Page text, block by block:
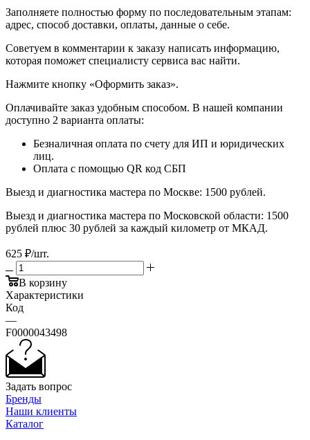
​​​​​​​Заполняете полностью форму по последовательным этапам:
адрес, способ доставки, оплаты, данные о себе.
​​​​​​​Советуем в комментарии к заказу написать информацию,
которая поможет специалисту сервиса вас найти.
​​​​​​​Нажмите кнопку «Оформить заказ».
Оплачивайте заказ удобным способом. В нашей компании
доступно 2 варианта оплаты:
Безналичная оплата по счету для ИП и юридических
лиц.
Оплата с помощью QR код СБП
Выезд и диагностика мастера по Москве: 1500 рублей.
Выезд и диагностика мастера по Московской области: 1500
рублей плюс 30 рублей за каждый километр от МКАД.
625 ₽/шт.
В корзину
Характеристики
Код
—
F0000043498
Задать вопрос
Бренды
Наши клиенты
Каталог